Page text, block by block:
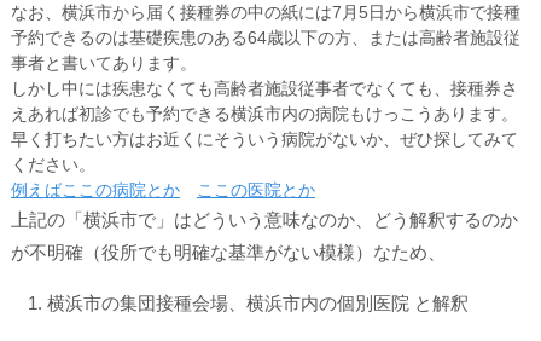
なお、横浜市から届く接種券の中の紙には7月5日から横浜市で接種
予約できるのは基礎疾患のある64歳以下の方、または高齢者施設従
事者と書いてあります。
しかし中には疾患なくても高齢者施設従事者でなくても、接種券さ
えあれば初診でも予約できる横浜市内の病院もけっこうあります。
早く打ちたい方はお近くにそういう病院がないか、ぜひ探してみて
ください。
例えばここの病院とか
ここの医院とか
上記の「横浜市で」はどういう意味なのか、どう解釈するのか
が不明確（役所でも明確な基準がない模様）なため、
横浜市の集団接種会場、横浜市内の個別医院 と解釈